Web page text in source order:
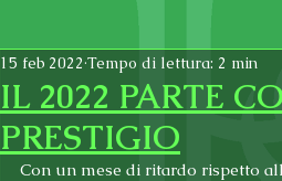
IL 2022 PARTE
PRESTIGIO
15 feb 2022 Tempo di lettura: 2 min
Con un mese di ritardo rispetto